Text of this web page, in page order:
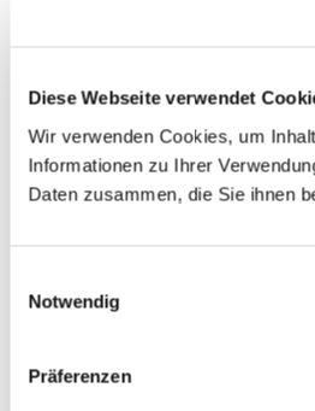
Diese Webseite verwendet
Wir verwenden Cookies, um
Informationen zu Ihrer
Daten zusammen, die Sie ihnen
Notwendig
Präferenzen